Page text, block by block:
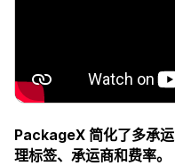
PackageX 简化了多承
理标签、承运商和费率。